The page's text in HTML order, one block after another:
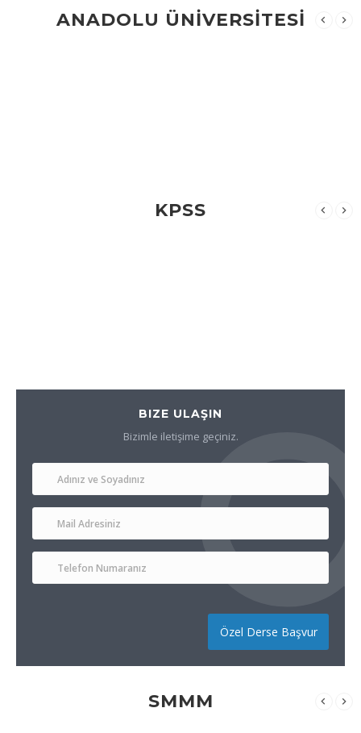
ANADOLU ÜNİVERSİTESİ
KPSS
BIZE ULAŞIN
Bizimle iletişime geçiniz.
Özel Derse Başvur
SMMM